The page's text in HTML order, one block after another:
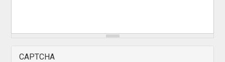
CAPTCHA